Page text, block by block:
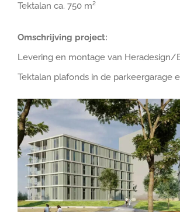
Tektalan ca. 750 m²
Omschrijving project:
Levering en montage van Heradesign/
Tektalan plafonds in de parkeergarage